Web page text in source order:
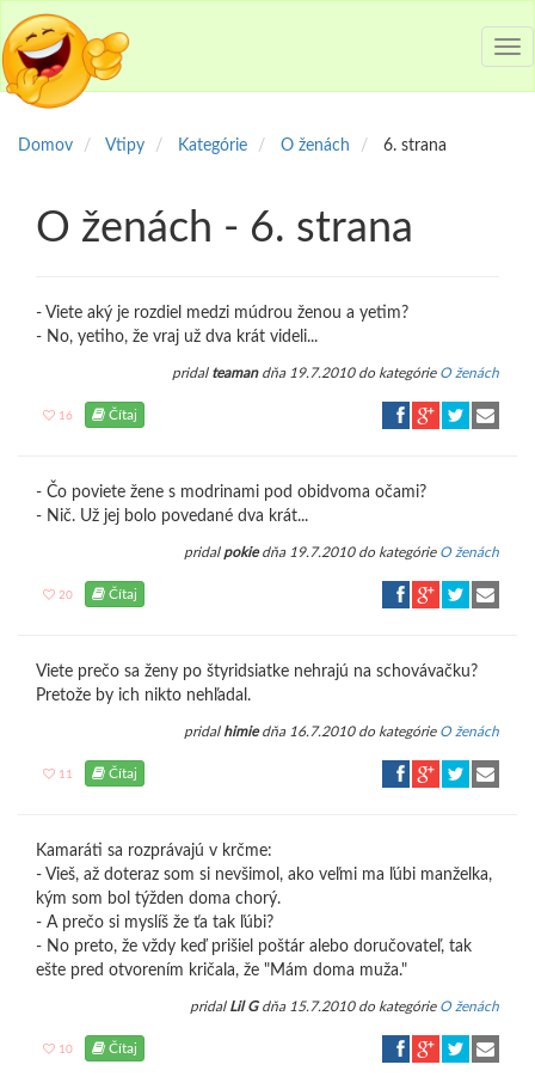
Domov Vtipy Kategórie O ženách 6. strana
O ženách - 6. strana
- Viete aký je rozdiel medzi múdrou ženou a yetim?
- No, yetiho, že vraj už dva krát videli...
pridal teamandňa 19.7.2010 do kategórie O ženách
16 Čítaj
- Čo poviete žene s modrinami pod obidvoma očami?
- Nič. Už jej bolo povedané dva krát...
pridal pokiedňa 19.7.2010 do kategórie O ženách
20 Čítaj
Viete prečo sa ženy po štyridsiatke nehrajú na schovávačku?
Pretože by ich nikto nehľadal.
pridal himiedňa 16.7.2010 do kategórie O ženách
11 Čítaj
Kamaráti sa rozprávajú v krčme:
- Vieš, až doteraz som si nevšimol, ako veľmi ma ľúbi manželka,
kým som bol týžden doma chorý.
- A prečo si myslíš že ťa tak ľúbi?
- No preto, že vždy keď prišiel poštár alebo doručovateľ, tak
ešte pred otvorením kričala, že "Mám doma muža."
pridal Lil Gdňa 15.7.2010 do kategórie O ženách
10 Čítaj